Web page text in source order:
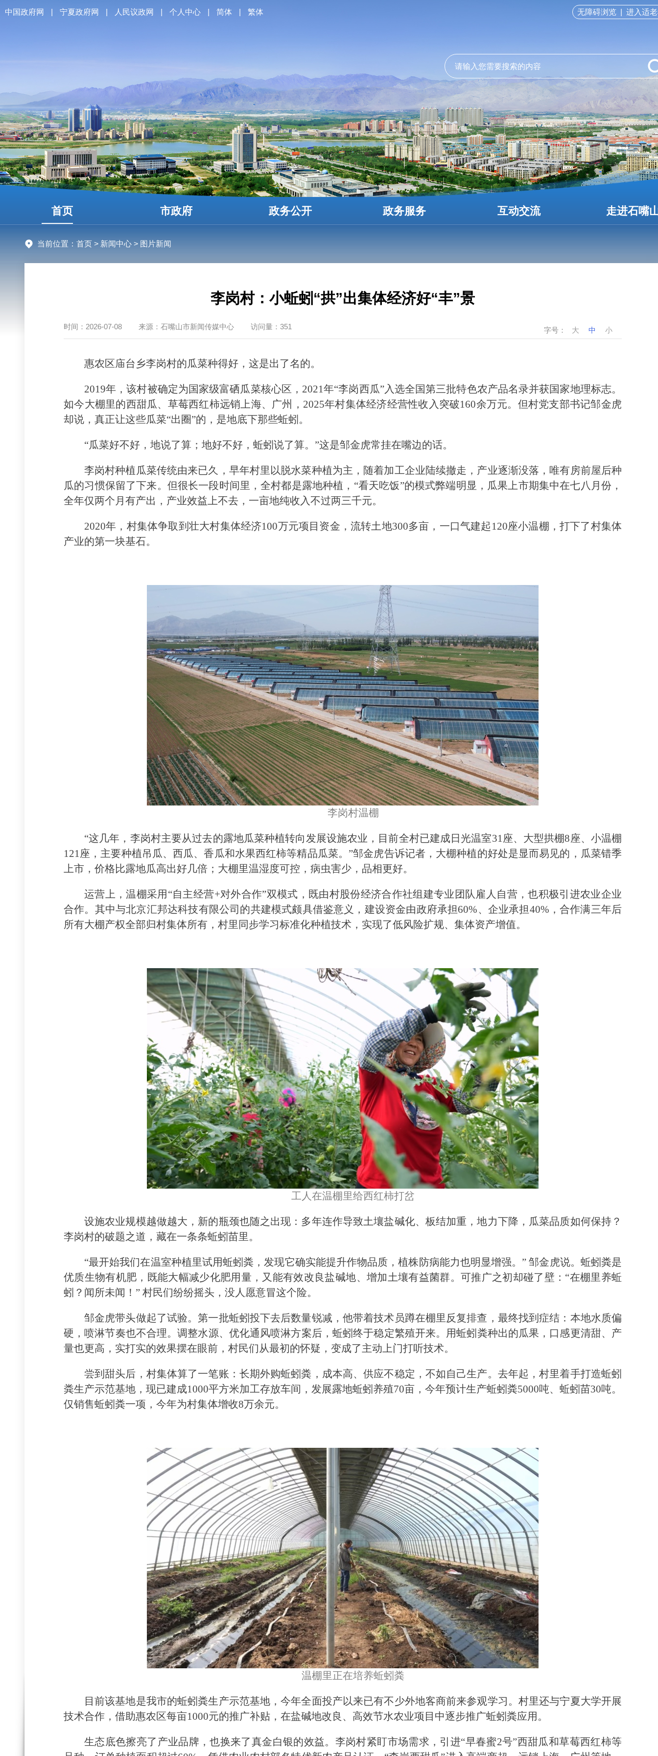
中国政府网 宁夏政府网 人民议政网 个人中心 简体 繁体 无障碍浏览 进入适
首页 市政府 政务公开 政务服务 互动交流 走进石嘴
当前位置： 首页 > 新闻中心 > 图片新闻
李岗村：小蚯蚓“拱”出集体经济好“丰”景
时间： 2026-07-08 来源： 石嘴山市新闻传媒中心 访问量：351 字号： 大 中 小
惠农区庙台乡李岗村的瓜菜种得好，这是出了名的。
2019年，该村被确定为国家级富硒瓜菜核心区，2021年“李岗西瓜”入选全国第三批特色农产品名录并获国家地理标志。
如今大棚里的西甜瓜、草莓西红柿远销上海、广州，2025年村集体经济经营性收入突破160余万元。但村党支部书记邹金虎
却说，真正让这些瓜菜“出圈”的，是地底下那些蚯蚓。
“瓜菜好不好，地说了算；地好不好，蚯蚓说了算。”这是邹金虎常挂在嘴边的话。
李岗村种植瓜菜传统由来已久，早年村里以脱水菜种植为主，随着加工企业陆续撤走，产业逐渐没落，唯有房前屋后种
瓜的习惯保留了下来。但很长一段时间里，全村都是露地种植，“看天吃饭”的模式弊端明显，瓜果上市期集中在七八月份，
全年仅两个月有产出，产业效益上不去，一亩地纯收入不过两三千元。
2020年，村集体争取到壮大村集体经济100万元项目资金，流转土地300多亩，一口气建起120座小温棚，打下了村集体
产业的第一块基石。
李岗村温棚
“这几年，李岗村主要从过去的露地瓜菜种植转向发展设施农业，目前全村已建成日光温室31座、大型拱棚8座、小温棚
121座，主要种植吊瓜、西瓜、香瓜和水果西红柿等精品瓜菜。”邹金虎告诉记者，大棚种植的好处是显而易见的，瓜菜错季
上市，价格比露地瓜高出好几倍；大棚里温湿度可控，病虫害少，品相更好。
运营上，温棚采用“自主经营+对外合作”双模式，既由村股份经济合作社组建专业团队雇人自营，也积极引进农业企业
合作。其中与北京汇邦达科技有限公司的共建模式颇具借鉴意义，建设资金由政府承担60%、企业承担40%，合作满三年后
所有大棚产权全部归村集体所有，村里同步学习标准化种植技术，实现了低风险扩规、集体资产增值。
工人在温棚里给西红柿打岔
设施农业规模越做越大，新的瓶颈也随之出现：多年连作导致土壤盐碱化、板结加重，地力下降，瓜菜品质如何保持？
李岗村的破题之道，藏在一条条蚯蚓苗里。
“最开始我们在温室种植里试用蚯蚓粪，发现它确实能提升作物品质，植株防病能力也明显增强。” 邹金虎说。蚯蚓粪是
优质生物有机肥，既能大幅减少化肥用量，又能有效改良盐碱地、增加土壤有益菌群。可推广之初却碰了壁：“在棚里养蚯
蚓？闻所未闻！” 村民们纷纷摇头，没人愿意冒这个险。
邹金虎带头做起了试验。第一批蚯蚓投下去后数量锐减，他带着技术员蹲在棚里反复排查，最终找到症结：本地水质偏
硬，喷淋节奏也不合理。调整水源、优化通风喷淋方案后，蚯蚓终于稳定繁殖开来。用蚯蚓粪种出的瓜果，口感更清甜、产
量也更高，实打实的效果摆在眼前，村民们从最初的怀疑，变成了主动上门打听技术。
尝到甜头后，村集体算了一笔账：长期外购蚯蚓粪，成本高、供应不稳定，不如自己生产。去年起，村里着手打造蚯蚓
粪生产示范基地，现已建成1000平方米加工存放车间，发展露地蚯蚓养殖70亩，今年预计生产蚯蚓粪5000吨、蚯蚓苗30吨。
仅销售蚯蚓粪一项，今年为村集体增收8万余元。
温棚里正在培养蚯蚓粪
目前该基地是我市的蚯蚓粪生产示范基地，今年全面投产以来已有不少外地客商前来参观学习。村里还与宁夏大学开展
技术合作，借助惠农区每亩1000元的推广补贴，在盐碱地改良、高效节水农业项目中逐步推广蚯蚓粪应用。
生态底色擦亮了产业品牌，也换来了真金白银的效益。李岗村紧盯市场需求，引进“早春蜜2号”西甜瓜和草莓西红柿等